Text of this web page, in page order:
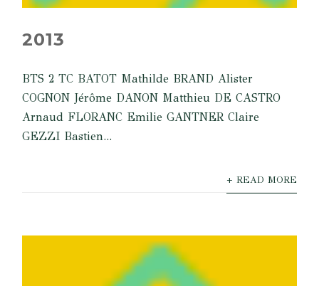
2013
BTS 2 TC BATOT Mathilde BRAND Alister
COGNON Jérôme DANON Matthieu DE CASTRO
Arnaud FLORANC Emilie GANTNER Claire
GEZZI Bastien...
+ READ MORE